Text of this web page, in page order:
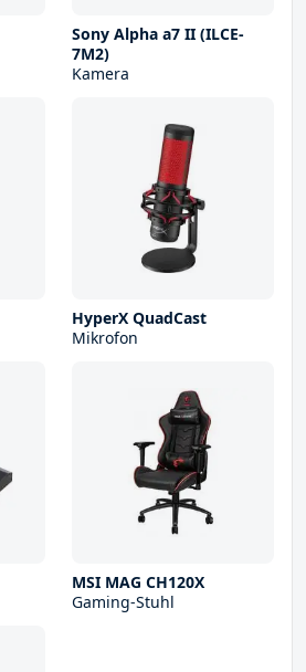
Sony Alpha a7 II (ILCE-
7M2)
Kamera
HyperX QuadCast
Mikrofon
MSI MAG CH120X
Gaming-Stuhl